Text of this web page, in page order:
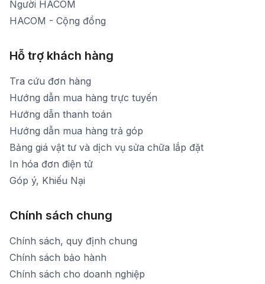
Người HACOM
HACOM - Cộng đồng
Hỗ trợ khách hàng
Tra cứu đơn hàng
Hướng dẫn mua hàng trực tuyến
Hướng dẫn thanh toán
Hướng dẫn mua hàng trả góp
Bảng giá vật tư và dịch vụ sửa chữa lắp đặt
In hóa đơn điện tử
Góp ý, Khiếu Nại
Chính sách chung
Chính sách, quy định chung
Chính sách bảo hành
Chính sách cho doanh nghiệp